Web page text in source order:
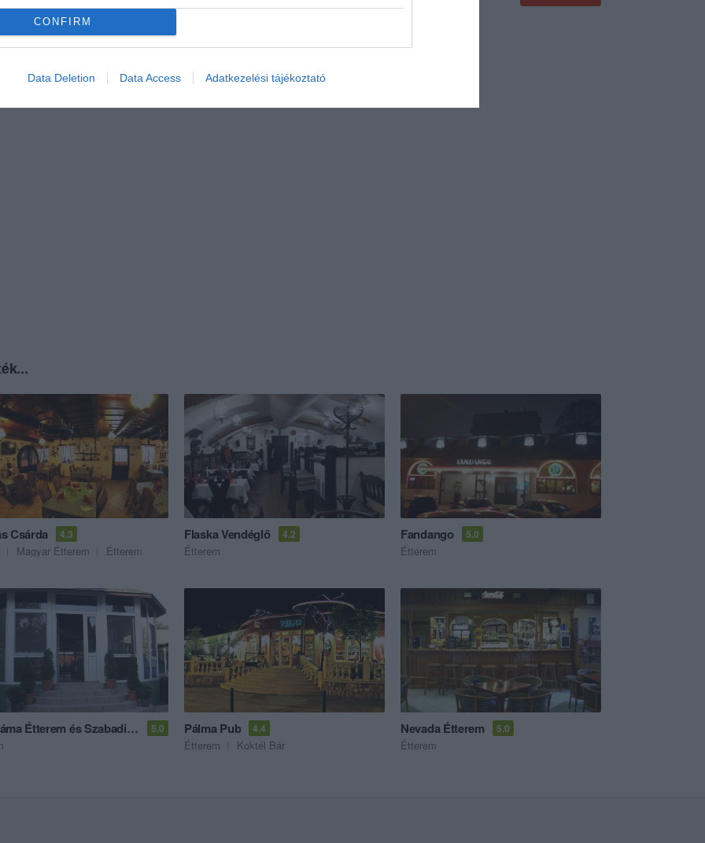
CONFIRM
Data Deletion Data Access Adatkezelési tájékoztató
Csárda 4.3
Magyar Étterem Étterem
Flaska Vendéglő 4.2
Étterem
Fandango 5.0
Étterem
Panoráma Étterem és Szabadidőpark 5.0 Pálma Pub 4.4
Étterem Koktél Bár
Nevada Étterem 5.0
Étterem